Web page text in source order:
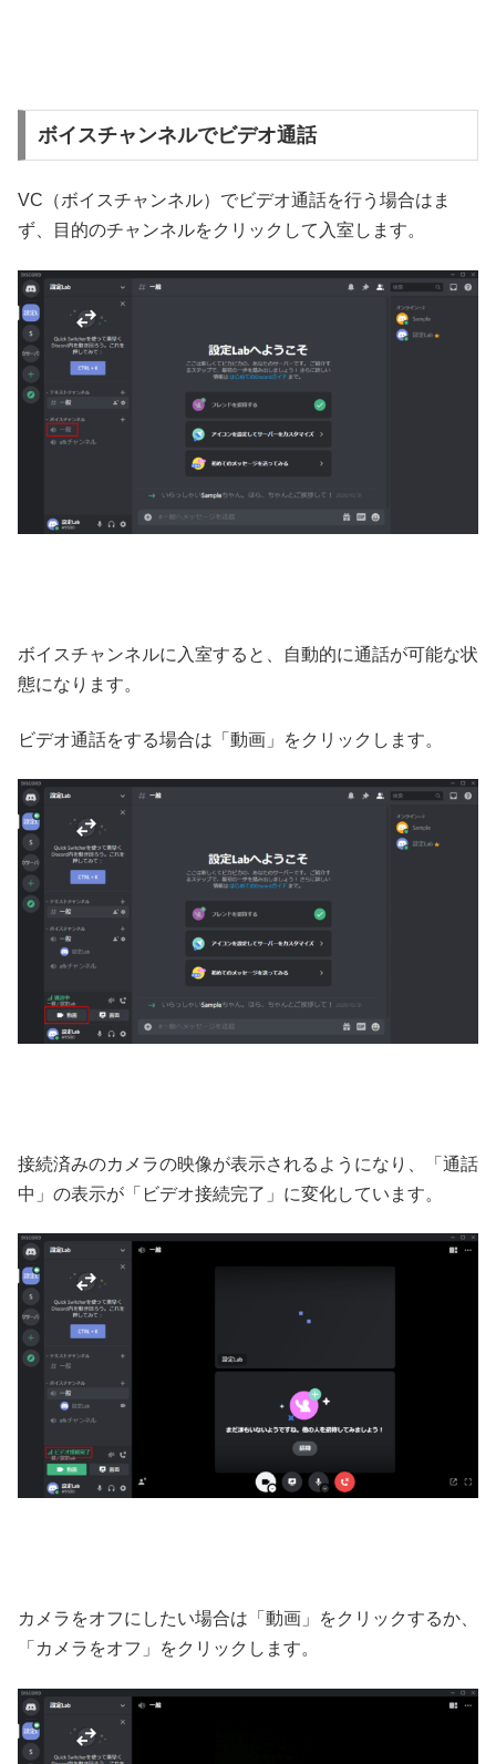
ボイスチャンネルでビデオ通話
VC（ボイスチャンネル）でビデオ通話を行う場合はま
ず、目的のチャンネルをクリックして入室します。
ボイスチャンネルに入室すると、自動的に通話が可能な状
態になります。
ビデオ通話をする場合は「動画」をクリックします。
接続済みのカメラの映像が表示されるようになり、「通話
中」の表示が「ビデオ接続完了」に変化しています。
カメラをオフにしたい場合は「動画」をクリックするか、
「カメラをオフ」をクリックします。